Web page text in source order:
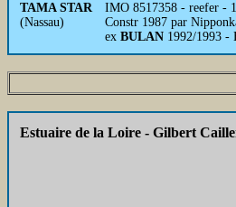
TAMA STAR
(Nassau)
IMO 8517358 - reefer -
Constr 1987 par
ex BULAN 1992/1993 -
Estuaire de la Loire - Gilbert